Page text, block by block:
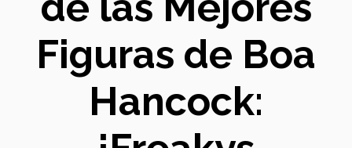
Figuras de Boa
Hancock: